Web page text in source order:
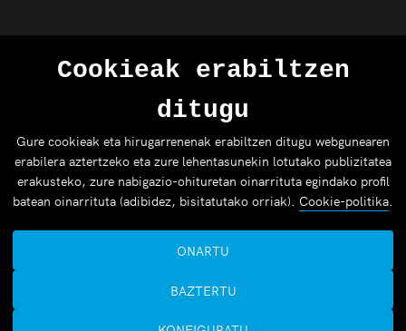
Cookieak erabiltzen
ditugu
Gure cookieak eta hirugarrenenak erabiltzen ditugu webgunearen
erabilera aztertzeko eta zure lehentasunekin lotutako publizitatea
erakusteko, zure nabigazio-ohituretan oinarrituta egindako profil
batean oinarrituta (adibidez, bisitatutako orriak). Cookie-politika.
BAZTERTU
ONARTU